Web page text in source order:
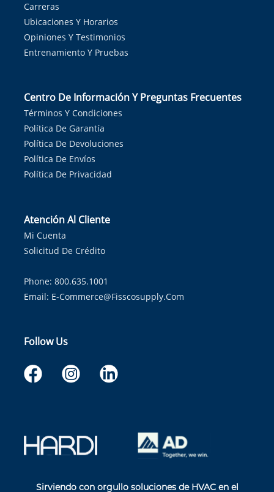
Carreras
Ubicaciones Y Horarios
Opiniones Y Testimonios
Entrenamiento Y Pruebas
Centro De Información Y Preguntas Frecuentes
Términos Y Condiciones
Política De Garantía
Política De Devoluciones
Política De Envíos
Política De Privacidad
Atención Al Cliente
Mi Cuenta
Solicitud De Crédito
Phone: 800.635.1001
Email: E-Commerce@fisscosupply.com
Follow Us
Sirviendo con orgullo soluciones de HVAC en el